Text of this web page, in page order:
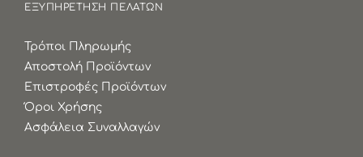
ΕΞΥΠΗΡΕΤΗΣΗ ΠΕΛΑΤΩΝ
Τρόποι Πληρωμής
Αποστολή Προϊόντων
Επιστροφές Προϊόντων
Όροι Χρήσης
Ασφάλεια Συναλλαγών